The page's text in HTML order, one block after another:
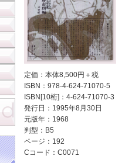
定価：本体8,500円＋税
ISBN：978-4-624-71070-5
ISBN[10桁]：4-624-71070-3
発行日：1995年8月30日
元版年：1968
判型：B5
ページ：192
Cコード：C0071